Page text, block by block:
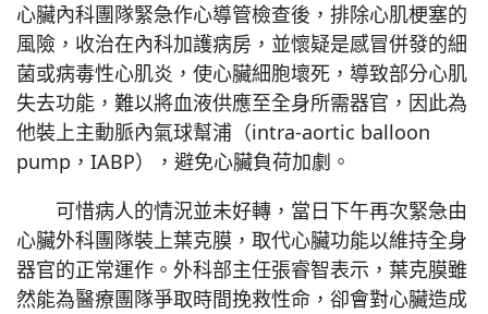
心臟內科團隊緊急作心導管檢查後，排除心肌梗塞的
風險，收治在內科加護病房，並懷疑是感冒併發的細
菌或病毒性心肌炎，使心臟細胞壞死，導致部分心肌
失去功能，難以將血液供應至全身所需器官，因此為
他裝上主動脈內氣球幫浦（intra-aortic balloon
pump，IABP），避免心臟負荷加劇。
可惜病人的情況並未好轉，當日下午再次緊急由
心臟外科團隊裝上葉克膜，取代心臟功能以維持全身
器官的正常運作。外科部主任張睿智表示，葉克膜雖
然能為醫療團隊爭取時間挽救性命，卻會對心臟造成